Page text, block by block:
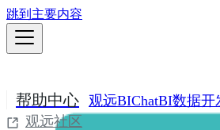
跳到主要内容
帮助中心 观远BIChatBI数据开
观远社区